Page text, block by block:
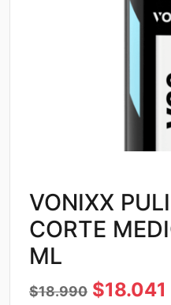
VONIXX
CORTE
ML
$18.990 El
$18.041